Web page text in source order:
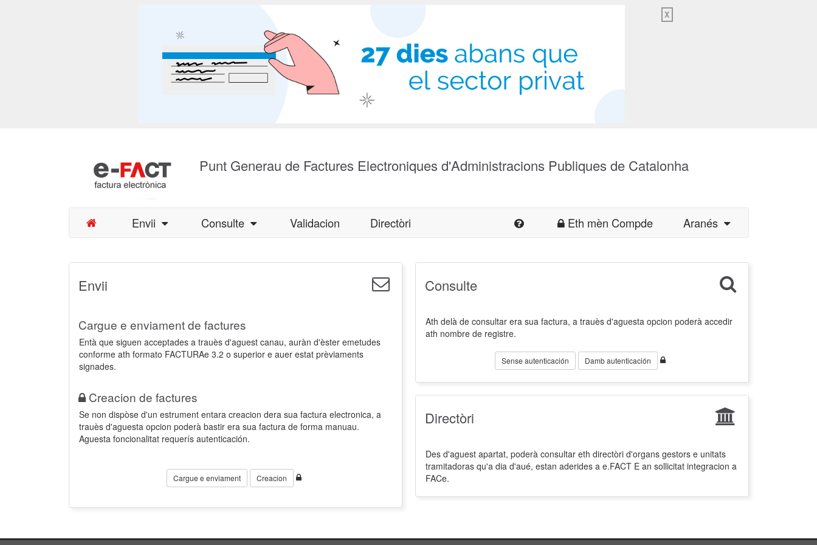
X
Punt Generau de Factures Electroniques d'Administracions Publiques de Catalonha
Envii Consulte Validacion Directòri Eth mèn Compde Aranés
Envii
Cargue e enviament de factures
Entà que siguen acceptades a trauès d'aguest canau, auràn d'èster emetudes
conforme ath formato FACTURAe 3.2 o superior e auer estat prèviaments
signades.
Creacion de factures
Se non dispòse d'un estrument entara creacion dera sua factura electronica, a
trauès d'aguesta opcion poderà bastir era sua factura de forma manuau.
Aguesta foncionalitat requerís autenticación.
Cargue e enviament Creacion
Consulte
Ath delà de consultar era sua factura, a trauès d'aguesta opcion poderà accedir
ath nombre de registre.
Sense autenticación Damb autenticación
Directòri
Des d'aguest apartat, poderà consultar eth directòri d'organs gestors e unitats
tramitadoras qu'a dia d'aué, estan aderides a e.FACT E an sollicitat integracion a
FACe.